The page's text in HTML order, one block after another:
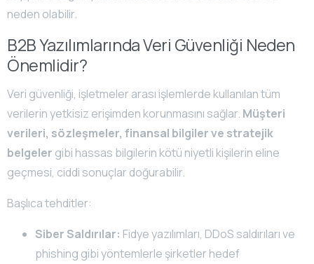
neden olabilir.
B2B Yazılımlarında Veri Güvenliği Neden
Önemlidir?
Veri güvenliği, işletmeler arası işlemlerde kullanılan tüm
verilerin yetkisiz erişimden korunmasını sağlar. Müşteri
verileri, sözleşmeler, finansal bilgiler ve stratejik
belgeler gibi hassas bilgilerin kötü niyetli kişilerin eline
geçmesi, ciddi sonuçlar doğurabilir.
Başlıca tehditler:
Siber Saldırılar: Fidye yazılımları, DDoS saldırıları ve
phishing gibi yöntemlerle şirketler hedef